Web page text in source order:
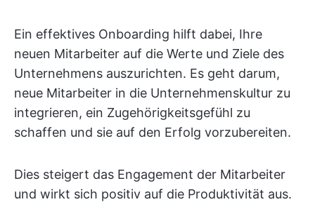
Ein effektives Onboarding hilft dabei, Ihre
neuen Mitarbeiter auf die Werte und Ziele des
Unternehmens auszurichten. Es geht darum,
neue Mitarbeiter in die Unternehmenskultur zu
integrieren, ein Zugehörigkeitsgefühl zu
schaffen und sie auf den Erfolg vorzubereiten.
Dies steigert das Engagement der Mitarbeiter
und wirkt sich positiv auf die Produktivität aus.